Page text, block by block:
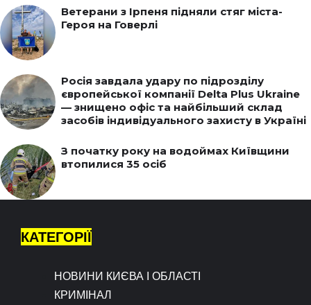
Ветерани з Ірпеня підняли стяг міста-
Героя на Говерлі
Росія завдала удару по підрозділу
європейської компанії Delta Plus Ukraine
— знищено офіс та найбільший склад
засобів індивідуального захисту в Україні
З початку року на водоймах Київщини
втопилися 35 осіб
КАТЕГОРІЇ
НОВИНИ КИЄВА І ОБЛАСТІ
КРИМІНАЛ